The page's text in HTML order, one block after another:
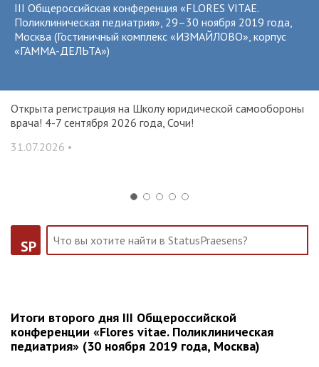
III Общероссийская конференция «FLORES VITAE.
Поликлиническая педиатрия», 29–30 ноября 2019 года,
Москва (Гостиничный комплекс «ИЗМАЙЛОВО», корпус
«ГАММА-ДЕЛЬТА»)
Открыта регистрация на Школу юридической самообороны
врача! 4-7 сентября 2026 года, Сочи!
31.07.2026 •
SP
Итоги второго дня III Общероссийской
конференции «Flores vitae. Поликлиническая
педиатрия» (30 ноября 2019 года, Москва)